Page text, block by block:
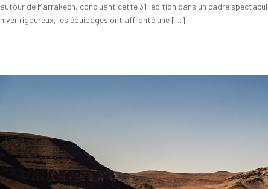
autour de Marrakech, concluant cette 31ᵉ édition dans un cadre
hiver rigoureux, les équipages ont affronté une […]